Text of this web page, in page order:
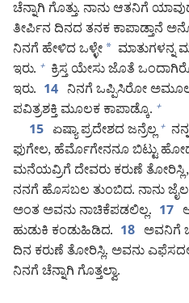
ಚೆನ್ನಾಗಿ ಗೊತ್ತು. ನಾನು ಆತನಿಗೆ
ತೀರ್ಪಿನ ದಿನದ ತನಕ ಕಾಪಾಡ್ತಾನೆ
ನಿನಗೆ ಹೇಳಿದ ಒಳ್ಳೇ * ಮಾತುಗಳನ್ನ
ಇರು. + ಕ್ರಿಸ್ತ ಯೇಸು ಜೊತೆ
ಇರು. 14 ನಿನಗೆ ಒಪ್ಪಿಸಿರೋ
ಪವಿತ್ರಶಕ್ತಿ ಮೂಲಕ ಕಾಪಾಡ್ಕೊ. +
15 ಏಷ್ಯಾ ಪ್ರದೇಶದ ಜನ್ರೆಲ್ಲ +
ಫುಗೇಲ, ಹೆರ್ಮೊಗೇನನೂ ಬಿಟ್ಟು
ಮನೆಯವ್ರಿಗೆ ದೇವರು ಕರುಣೆ
ನನಗೆ ಹೊಸಬಲ ತುಂಬಿದ. ನಾನು
ಅಂತ ಅವನು ನಾಚಿಕೆಪಡಲಿಲ್ಲ. 17
ಹುಡುಕಿ ಕಂಡುಹಿಡಿದ. 18
ದಿನ ಕರುಣೆ ತೋರಿಸ್ಲಿ. ಅವನು
ನಿನಗೆ ಚೆನ್ನಾಗಿ ಗೊತ್ತಲ್ವಾ.